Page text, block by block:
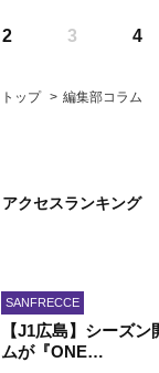
2 3 4
トップ 編集部コラム
アクセスランキング
SANFRECCE
【J1広島】シーズ
ムが『ONE…